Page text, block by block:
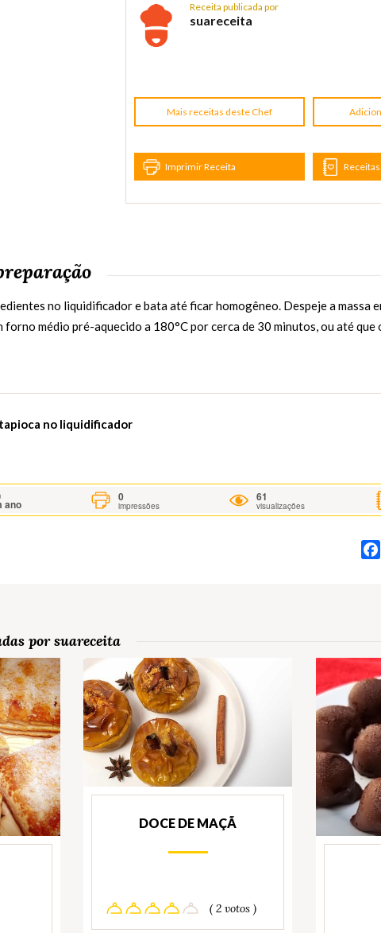
Receita publicada por
suareceita
Mais receitas deste Chef
Imprimir Receita
no liquidificador e bata até ficar homogêneo. Despeje a massa
forno médio pré-aquecido a 180°C por cerca de 30 minutos, ou até que
no liquidificador
ano
0
impressões
61
visualizações
por suareceita
DOCE DE MAÇÃ
( 2 votos )